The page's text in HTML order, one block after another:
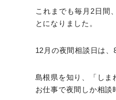
これまでも毎月2日間
とになりました。
12月の夜間相談日は
島根県を知り、「しま
お仕事で夜間しか相談